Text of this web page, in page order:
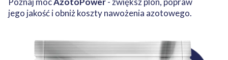
jego jakość i obniż koszty nawożenia azotowego.